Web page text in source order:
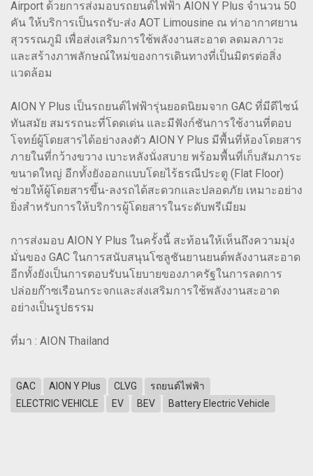
Airport ด้วยการส่งมอบรถยนต์ไฟฟ้า AION Y Plus จำนวน 50
คัน ให้บริการเป็นรถรับ-ส่ง AOT Limousine ณ ท่าอากาศยาน
สุวรรณภูมิ เพื่อส่งเสริมการใช้พลังงานสะอาด ลดมลภาวะ
และสร้างภาพลักษณ์ใหม่ของการเดินทางที่เป็นมิตรต่อสิ่ง
แวดล้อม
AION Y Plus เป็นรถยนต์ไฟฟ้ารุ่นยอดนิยมจาก GAC ที่มีดีไซน์
ทันสมัย สมรรถนะที่โดดเด่น และมีฟังก์ชันการใช้งานที่ตอบ
โจทย์ผู้โดยสารได้อย่างลงตัว AION Y Plus มีพื้นที่ห้องโดยสาร
ภายในที่กว้างขวาง เบาะหลังนั่งสบาย พร้อมพื้นที่เก็บสัมภาระ
ขนาดใหญ่ อีกทั้งยังออกแบบโดยไร้ธรณีประตู (Flat Floor)
ช่วยให้ผู้โดยสารขึ้น-ลงรถได้สะดวกและปลอดภัย เหมาะอย่าง
ยิ่งสำหรับการให้บริการผู้โดยสารในระดับพรีเมียม
การส่งมอบ AION Y Plus ในครั้งนี้ สะท้อนให้เห็นถึงความมุ่ง
มั่นของ GAC ในการสนับสนุนโซลูชันยานยนต์พลังงานสะอาด
อีกทั้งยังเป็นการตอบรับนโยบายของภาครัฐในการลดการ
ปล่อยก๊าซเรือนกระจกและส่งเสริมการใช้พลังงานสะอาด
อย่างเป็นรูปธรรม
ที่มา : AION Thailand
GAC AION Y Plus CLVG
รถยนต์ไฟฟ้า
ELECTRIC VEHICLE
EV BEV Battery Electric Vehicle